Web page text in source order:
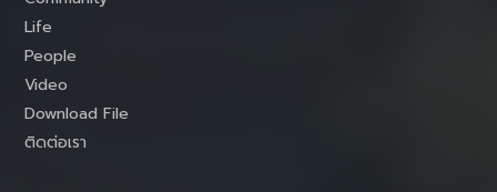
Life
People
Video
Download File
ติดต่อเรา